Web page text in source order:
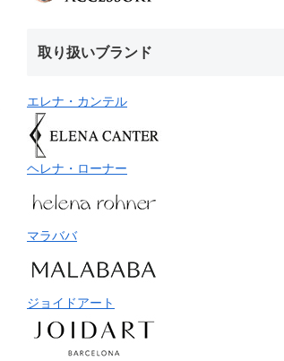
取り扱いブランド
エレナ・カンテル
ヘレナ・ローナー
マラババ
ジョイドアート